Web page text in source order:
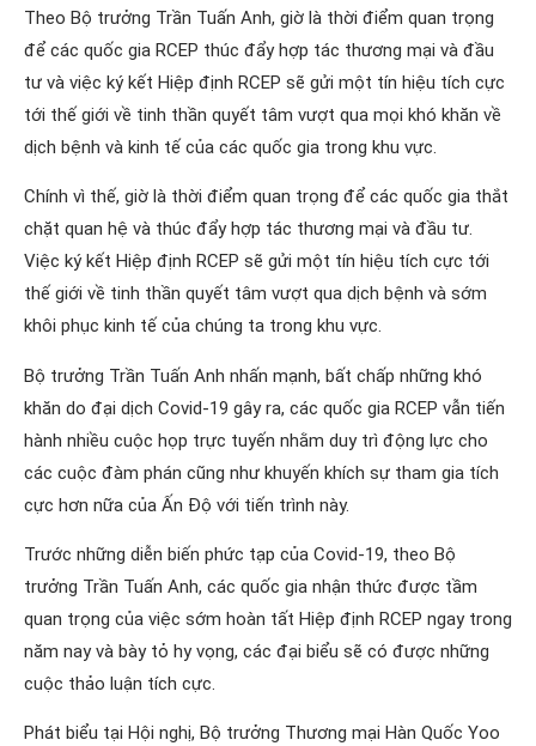
Theo Bộ trưởng Trần Tuấn Anh, giờ là thời điểm quan trọng
để các quốc gia RCEP thúc đẩy hợp tác thương mại và đầu
tư và việc ký kết Hiệp định RCEP sẽ gửi một tín hiệu tích cực
tới thế giới về tinh thần quyết tâm vượt qua mọi khó khăn về
dịch bệnh và kinh tế của các quốc gia trong khu vực.
Chính vì thế, giờ là thời điểm quan trọng để các quốc gia thắt
chặt quan hệ và thúc đẩy hợp tác thương mại và đầu tư.
Việc ký kết Hiệp định RCEP sẽ gửi một tín hiệu tích cực tới
thế giới về tinh thần quyết tâm vượt qua dịch bệnh và sớm
khôi phục kinh tế của chúng ta trong khu vực.
Bộ trưởng Trần Tuấn Anh nhấn mạnh, bất chấp những khó
khăn do đại dịch Covid-19 gây ra, các quốc gia RCEP vẫn tiến
hành nhiều cuộc họp trực tuyến nhằm duy trì động lực cho
các cuộc đàm phán cũng như khuyến khích sự tham gia tích
cực hơn nữa của Ấn Độ với tiến trình này.
Trước những diễn biến phức tạp của Covid-19, theo Bộ
trưởng Trần Tuấn Anh, các quốc gia nhận thức được tầm
quan trọng của việc sớm hoàn tất Hiệp định RCEP ngay trong
năm nay và bày tỏ hy vọng, các đại biểu sẽ có được những
cuộc thảo luận tích cực.
Phát biểu tại Hội nghị, Bộ trưởng Thương mại Hàn Quốc Yoo